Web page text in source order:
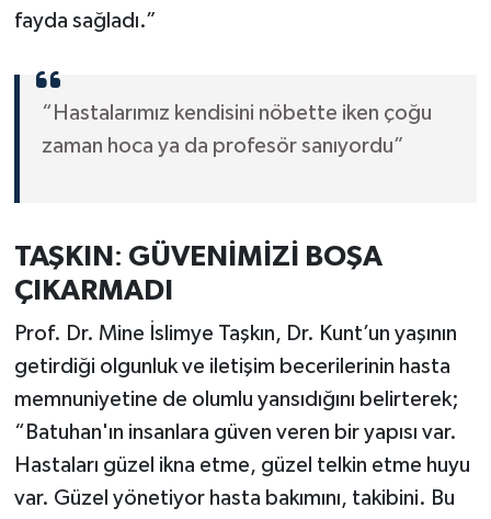
fayda sağladı.”
“Hastalarımız kendisini nöbette iken çoğu
zaman hoca ya da profesör sanıyordu”
TAŞKIN : GÜVENİMİZİ
BOŞA
ÇIKARMADI
Prof. Dr. Mine İslimye Taşkın, Dr. Kunt’un yaşının
getirdiği olgunluk ve iletişim becerilerinin hasta
memnuniyetine de olumlu yansıdığını belirterek;
“Batuhan'ın insanlara güven veren bir yapısı var.
Hastaları güzel ikna etme, güzel telkin etme huyu
var. Güzel yönetiyor hasta bakımını, takibini. Bu